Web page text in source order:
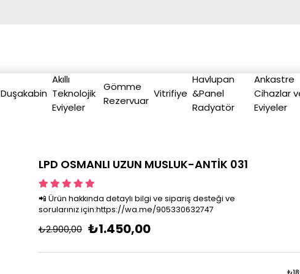
Duşakabin
Akıllı
Teknolojik
Eviyeler
Gömme
Rezervuar
Vitrifiye
Havlupan
&Panel
Radyatör
Ankastre
Cihazlar
Eviyeler
LPD OSMANLI UZUN MUSLUK-ANTİK 031
📲 Ürün hakkında detaylı bilgi ve sipariş desteği ve
sorularınız için:https://wa.me/905330632747
₺2.900,00 ₺1.450,00